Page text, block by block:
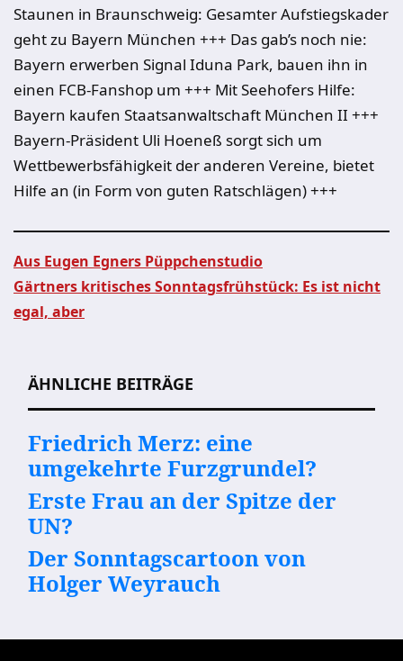
Staunen in Braunschweig: Gesamter Aufstiegskader
geht zu Bayern München +++ Das gab’s noch nie:
Bayern erwerben Signal Iduna Park, bauen ihn in
einen FCB-Fanshop um +++ Mit Seehofers Hilfe:
Bayern kaufen Staatsanwaltschaft München II +++
Bayern-Präsident Uli Hoeneß sorgt sich um
Wettbewerbsfähigkeit der anderen Vereine, bietet
Hilfe an (in Form von guten Ratschlägen) +++
Beitragsnavigation
Aus Eugen Egners Püppchenstudio
Gärtners kritisches Sonntagsfrühstück: Es ist nicht
egal, aber
ÄHNLICHE BEITRÄGE
Friedrich Merz: eine
umgekehrte Furzgrundel?
Erste Frau an der Spitze der
UN?
Der Sonntagscartoon von
Holger Weyrauch